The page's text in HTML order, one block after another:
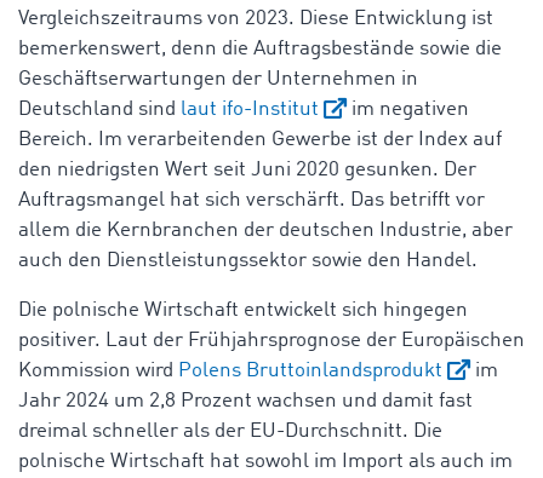
Vergleichszeitraums von 2023. Diese Entwicklung ist
bemerkenswert, denn die Auftragsbestände sowie die
Geschäftserwartungen der Unternehmen in
Deutschland sind laut ifo-Institut
im negativen
Bereich. Im verarbeitenden Gewerbe ist der Index auf
den niedrigsten Wert seit Juni 2020 gesunken. Der
Auftragsmangel hat sich verschärft. Das betrifft vor
allem die Kernbranchen der deutschen Industrie, aber
auch den Dienstleistungssektor sowie den Handel.
Die polnische Wirtschaft entwickelt sich hingegen
positiver. Laut der Frühjahrsprognose der Europäischen
Kommission wird Polens Bruttoinlandsprodukt
im
Jahr 2024 um 2,8 Prozent wachsen und damit fast
dreimal schneller als der EU-Durchschnitt. Die
polnische Wirtschaft hat sowohl im Import als auch im